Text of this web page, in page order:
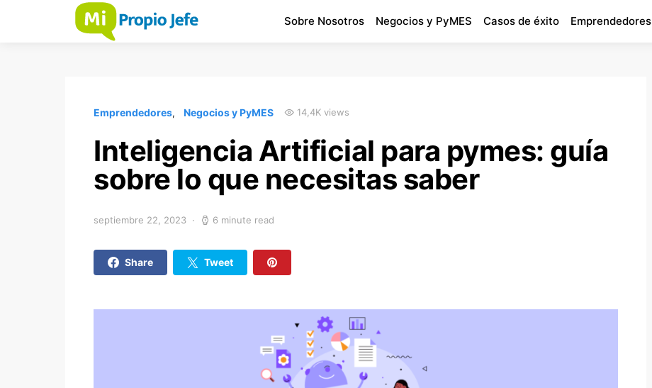
Sobre Nosotros Negocios y PyMES Casos de éxito Emprendedores
Emprendedores Negocios y PyMES 14,4K views
Inteligencia Artificial para pymes: guía
sobre lo que necesitas saber
septiembre 22, 2023 6 minute read
Share Tweet